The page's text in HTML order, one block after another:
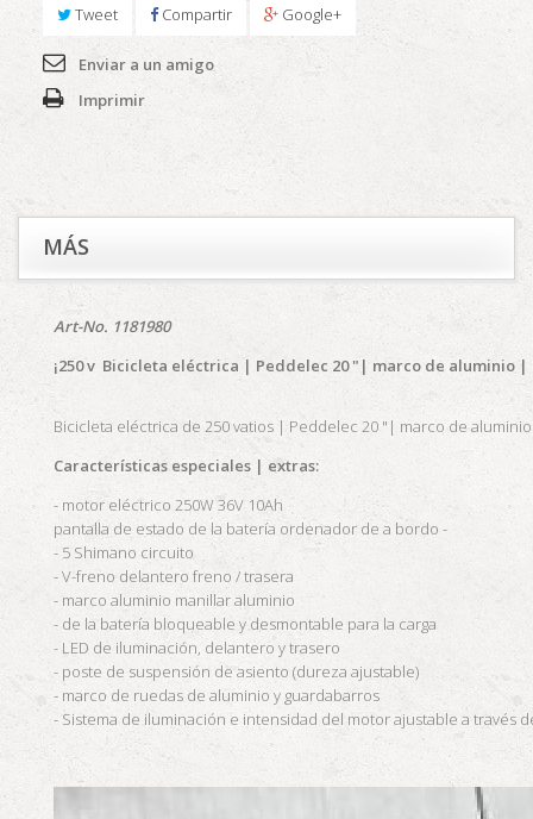
Tweet Compartir Google+
Enviar a un amigo
Imprimir
MÁS
Art-No. 1181980
¡250 v Bicicleta eléctrica | Peddelec 20 "| marco de aluminio
Bicicleta eléctrica de 250 vatios | Peddelec 20 "| marco de
Características especiales | extras:
- motor eléctrico 250W 36V 10Ah
pantalla de estado de la batería ordenador de a bordo -
- 5 Shimano circuito
- V-freno delantero freno / trasera
- marco aluminio manillar aluminio
- de la batería bloqueable y desmontable para la carga
- LED de iluminación, delantero y trasero
- poste de suspensión de asiento (dureza ajustable)
- marco de ruedas de aluminio y guardabarros
- Sistema de iluminación e intensidad del motor ajustable a través